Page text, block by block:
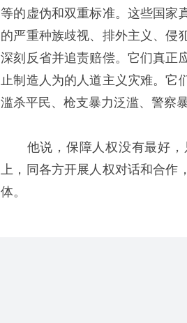
等的虚伪和双重标准。这些国家
的严重种族歧视、排外主义、侵
深刻反省并追责赔偿。它们真正
止制造人为的人道主义灾难。它
滥杀平民、枪支暴力泛滥、警察
他说，保障人权没有最好，
上，同各方开展人权对话和合
体。